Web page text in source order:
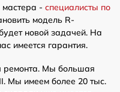
- специалисты по
модель R-
новой задачей. На
имеется гарантия.
ремонта. Мы большая
Мы имеем более 20 тыс.